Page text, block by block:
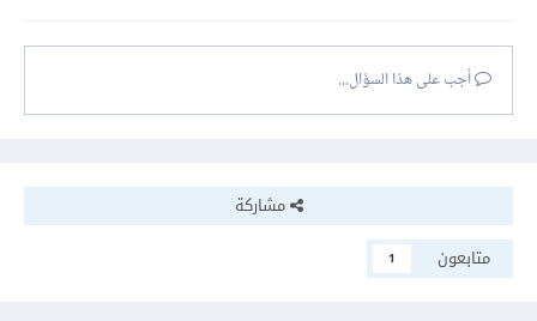
أجب على هذا السؤال...
مشاركة
متابعون
1